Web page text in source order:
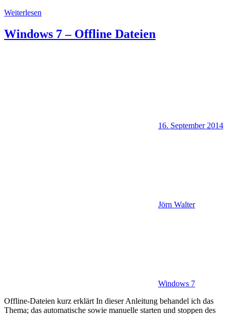
Weiterlesen
Windows 7 – Offline Dateien
16. September 2014
Jörn Walter
Windows 7
Offline-Dateien kurz erklärt In dieser Anleitung behandel ich das
Thema; das automatische sowie manuelle starten und stoppen des